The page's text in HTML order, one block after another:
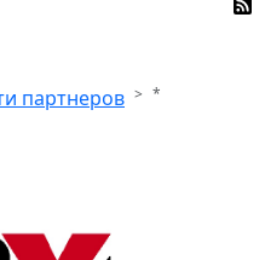
партнеров *